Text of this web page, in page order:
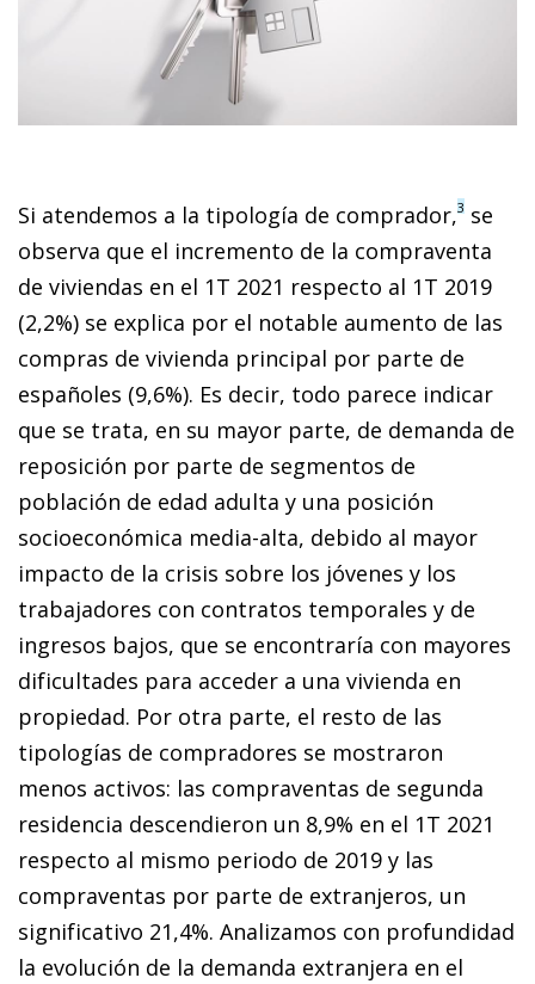
Si atendemos a la tipología de comprador,3 se
observa que el incremento de la compraventa
de viviendas en el 1T 2021 respecto al 1T 2019
(2,2%) se explica por el notable aumento de las
compras de vivienda principal por parte de
españoles (9,6%). Es decir, todo parece indicar
que se trata, en su mayor parte, de demanda de
reposición por parte de segmentos de
población de edad adulta y una posición
socioeconómica media-alta, debido al mayor
impacto de la crisis sobre los jóvenes y los
trabajadores con contratos temporales y de
ingresos bajos, que se encontraría con mayores
dificultades para acceder a una vivienda en
propiedad. Por otra parte, el resto de las
tipologías de compradores se mostraron
menos activos: las compraventas de segunda
residencia descendieron un 8,9% en el 1T 2021
respecto al mismo periodo de 2019 y las
compraventas por parte de extranjeros, un
significativo 21,4%. Analizamos con profundidad
la evolución de la demanda extranjera en el